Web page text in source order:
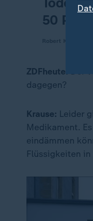
50
ZDFheute: Der
dagegen?
Krause: Leider
Medikament.
eindämmen
Flüssigkeiten